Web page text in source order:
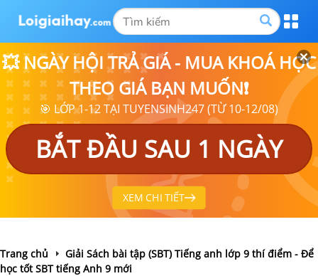
💥 NGÀY HỘI TRẢ GIÁ - MUA KHOÁ HỌC
THEO GIÁ BẠN MUỐN❗
🎯 LỚP 1-12 TẠI TUYENSINH247 (TỪ 10-12/08)
BẮT ĐẦU SAU 1 NGÀY
XEM CHI TIẾT
Trang chủ
Giải Sách bài tập (SBT) Tiếng anh lớp 9 thí điểm - Để
học tốt SBT tiếng Anh 9 mới